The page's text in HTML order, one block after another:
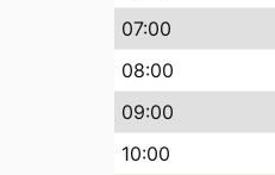
07:00
08:00
09:00
10:00